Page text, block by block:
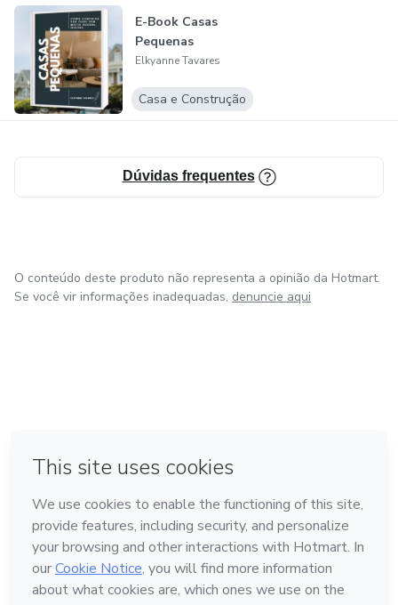
E-Book Casas
Pequenas
Elkyanne Tavares
Casa e Construção
Dúvidas frequentes
O conteúdo deste produto não representa a opinião da Hotmart.
Se você vir informações inadequadas, denuncie aqui
Feito com ❤ na Cidade do México
Conheça a Hotmart